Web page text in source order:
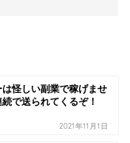
怪しい副業で稼げませ
で送られてくるぞ！
2021年11月1日